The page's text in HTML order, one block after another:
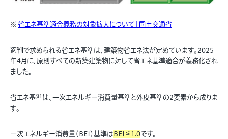
※ 省エネ基準適合義務の対象拡大について｜国土交通省
適判で求められる省エネ基準は、建築物省エネ法が定めています。2025
年4月に、原則すべての新築建築物に対して省エネ基準適合が義務化され
ました。
省エネ基準は、一次エネルギー消費量基準と外皮基準の2要素から成りま
す。
一次エネルギー消費量（BEI）基準はBEI≦1.0です。